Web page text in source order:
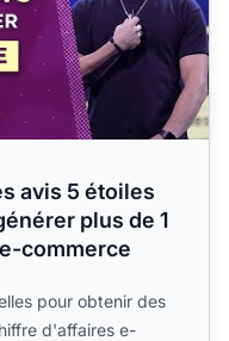
avis 5 étoiles
plus de 1
commerce
pour obtenir des
d'affaires e-